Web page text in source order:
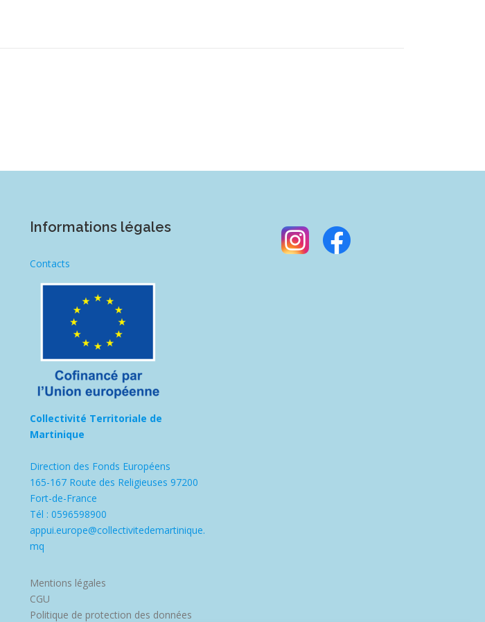
Informations légales
Contacts
Collectivité Territoriale de
Martinique
Direction des Fonds Européens
165-167 Route des Religieuses 97200
Fort-de-France
Tél : 0596598900
appui.europe@collectivitedemartinique.
mq
Mentions légales
CGU
Politique de protection des données